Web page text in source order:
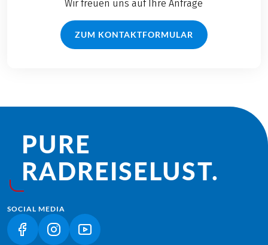
Wir freuen uns auf Ihre Anfrage
ZUM KONTAKTFORMULAR
PURE
RADREISE­LUST.
SOCIAL MEDIA
(LINK ÖFFNET IN NEUEM TAB)
(LINK ÖFFNET IN NEUEM TAB)
(LINK ÖFFNET IN NEUEM TAB)